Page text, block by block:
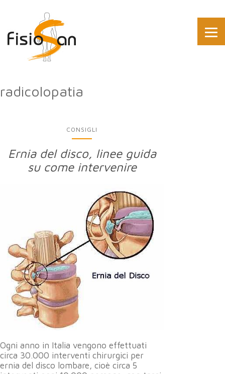
radicolopatia
CONSIGLI
Ernia del disco, linee guida
su come intervenire
Ogni anno in Italia vengono effettuati
circa 30.000 interventi chirurgici per
ernia del disco lombare, cioè circa 5